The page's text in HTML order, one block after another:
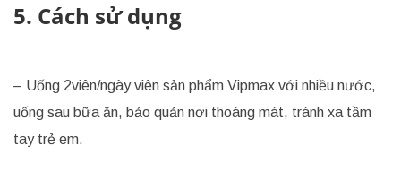
5. Cách sử dụng
– Uống 2viên/ngày viên sản phẩm Vipmax với nhiều nước,
uống sau bữa ăn, bảo quản nơi thoáng mát, tránh xa tầm
tay trẻ em.